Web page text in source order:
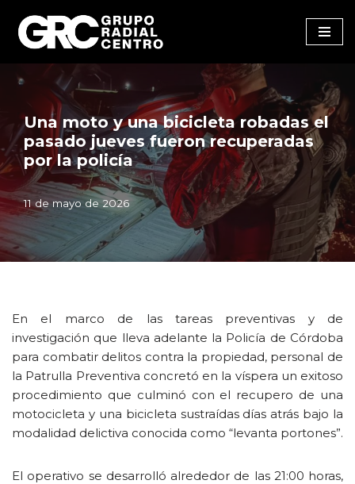
Saltar
al
contenido
Una moto y una bicicleta robadas el
pasado jueves fueron recuperadas
por la policía
11 de mayo de 2026
En el marco de las tareas preventivas y de
investigación que lleva adelante la Policía de Córdoba
para combatir delitos contra la propiedad, personal de
la Patrulla Preventiva concretó en la víspera un exitoso
procedimiento que culminó con el recupero de una
motocicleta y una bicicleta sustraídas días atrás bajo la
modalidad delictiva conocida como “levanta portones”.
El operativo se desarrolló alrededor de las 21:00 horas,